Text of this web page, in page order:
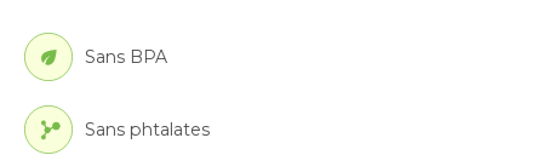
Sans BPA
Sans phtalates